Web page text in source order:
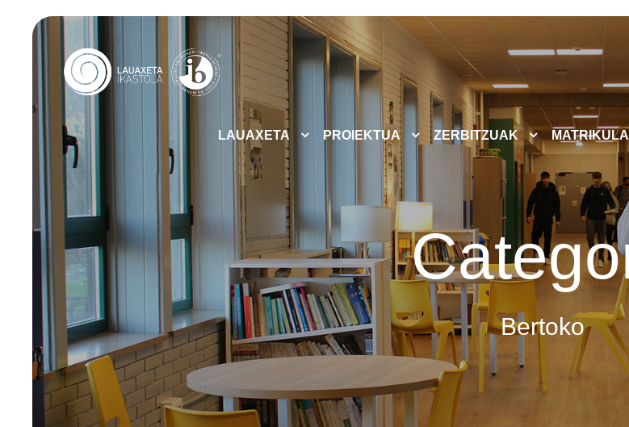
LAUAXETA PROIEKTUA ZERBITZUAK
Bertoko